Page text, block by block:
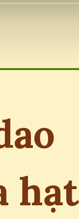
hạt